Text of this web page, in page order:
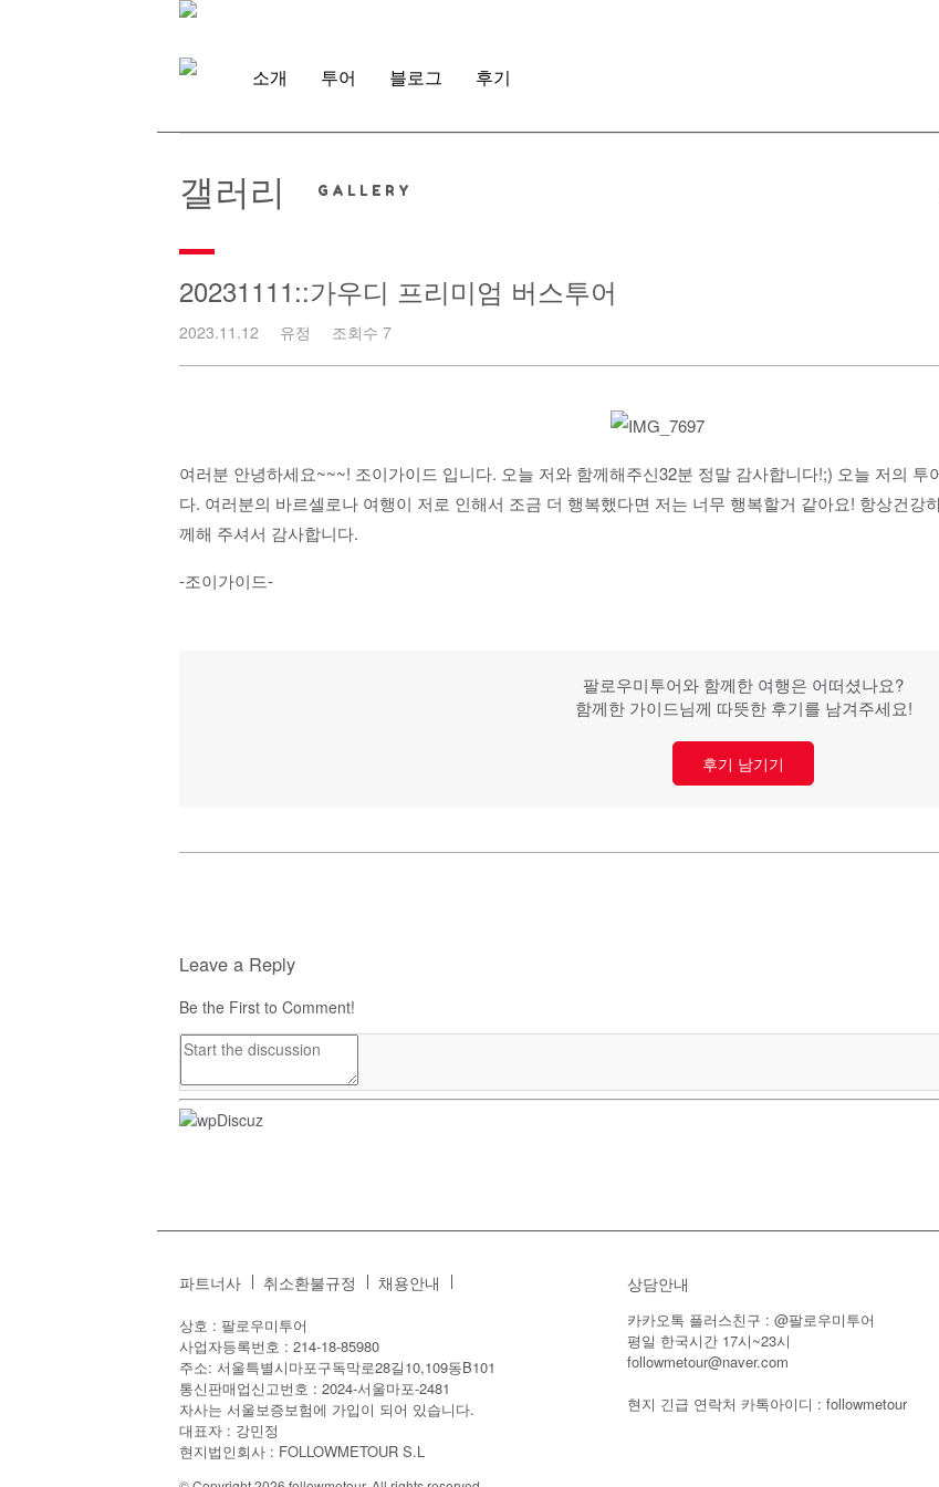
소개 투어 블로그 후기
갤러리
20231111::가우디 프리미엄 버스투어
2023.11.12 유정 조회수 7
여러분 안녕하세요~~~! 조이가이드 입니다. 오늘 저와 함께해주신32분 정말 감사합니다!;) 오늘 저의
다. 여러분의 바르셀로나 여행이 저로 인해서 조금 더 행복했다면 저는 너무 행복할거 같아요! 항상건
께해 주셔서 감사합니다.
-조이가이드-
팔로우미투어와 함께한 여행은 어떠셨나요?
함께한 가이드님께 따뜻한 후기를 남겨주세요!
후기 남기기
Leave a Reply
Be the First to Comment!
파트너사 취소환불규정 채용안내
상호 : 팔로우미투어
사업자등록번호 : 214-18-85980
주소: 서울특별시마포구독막로28길10,109동B101
통신판매업신고번호 : 2024-서울마포-2481
자사는 서울보증보험에 가입이 되어 있습니다.
대표자 : 강민정
현지법인회사 : FOLLOWMETOUR S.L
상담안내
카카오톡 플러스친구 : @팔로우미투어
평일 한국시간 17시~23시
followmetour@naver.com
현지 긴급 연락처 카톡아이디 : followmetour